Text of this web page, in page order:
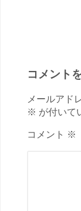
コメント
メールアド
※ が付いて
コメント ※